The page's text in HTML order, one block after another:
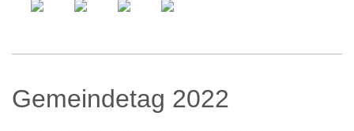
Gemeindetag 2022